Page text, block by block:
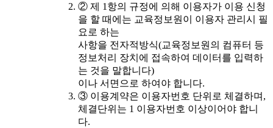
② 제 1항의 규정에 의해 이용자가 이용 신청
을 할 때에는 교육정보원이 이용자 관리시 필
요로 하는
사항을 전자적방식(교육정보원의 컴퓨터 등
정보처리 장치에 접속하여 데이터를 입력하
는 것을 말합니다)
이나 서면으로 하여야 합니다.
③ 이용계약은 이용자번호 단위로 체결하며,
체결단위는 1 이용자번호 이상이어야 합니
다.